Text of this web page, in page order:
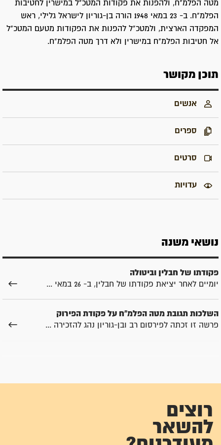
מטה הפלמ"ח, ולהפנות את פקודות המטכ"ל במישרין לחטיבות
הפלמ"ח. ב- 23 במאי 1948 הורה בן-גוריון לישראל גלילי, ראש
המפקדה הארצית, ולמטכ"ל להפנות את הפקודות מטעם המטכ"ל
אל חטיבות הפלמ"ח במישרין ולא דרך מטה הפלמ"ח.
תוכן מקושר
אנשים
ספרים
סרטים
עדויות
נושאי משנה
פקודתו של חבלין וביטולה
יומיים לאחר יציאת פקודתו של חבלין, ב- 26 במאי ...
השלכות תגובת מטה הפלמ"ח על פקודת הפירוק
פרשה זו זכתה לפירסום רב ובן-גוריון נהג להזכירה ...
רוצים
להשאר